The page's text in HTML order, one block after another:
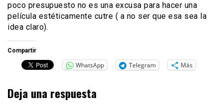
poco presupuesto no es una excusa para hacer una
película estéticamente cutre ( a no ser que esa sea la
idea claro).
Compartir
WhatsApp Telegram Más
Deja una respuesta